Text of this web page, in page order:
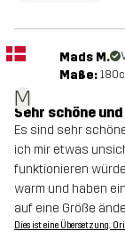
M
Mads M.
Maße:
Sehr schöne
Es sind sehr
ich mir etwas
funktionieren
warm und haben
auf eine Größe
Dies ist eine Übersetzung.